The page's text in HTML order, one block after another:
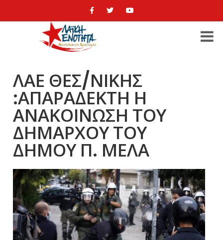
ΛΑΕ ΘΕΣ/ΝΙΚΗΣ
:ΑΠΑΡΑΔΕΚΤΗ Η
ΑΝΑΚΟΙΝΩΣΗ ΤΟΥ
ΔΗΜΑΡΧΟΥ ΤΟΥ
ΔΗΜΟΥ Π. ΜΕΛΑ